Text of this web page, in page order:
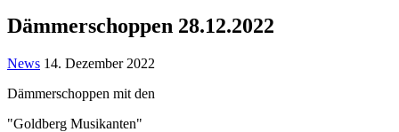
Dämmerschoppen 28.12.2022
News 14. Dezember 2022
Dämmerschoppen mit den
"Goldberg Musikanten"